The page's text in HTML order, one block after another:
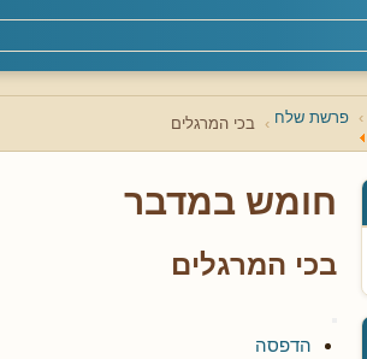
פרשת שלח בכי המרגלים
חומש במדבר
בכי המרגלים
הדפסה